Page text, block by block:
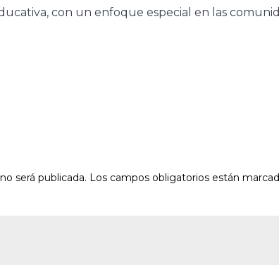
con un enfoque especial en las
será publicada. Los campos obligatorios están